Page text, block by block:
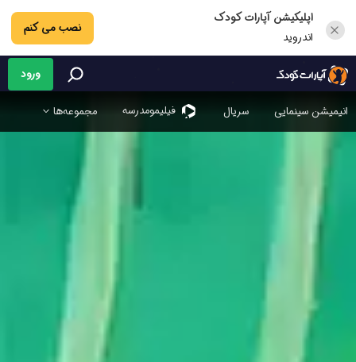
اپلیکیشن آپارات کودک
اندروید
نصب می کنم
انیمیشن سینمایی سریال فیلیمو‌مدرسه مجموعه‌ها
ورود